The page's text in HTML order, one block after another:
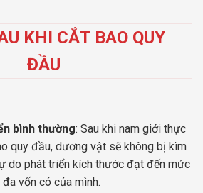
KHI CẮT BAO QUY
ĐẦU
bình thường: Sau khi nam giới thực
quy đầu, dương vật sẽ không bị kìm
do phát triển kích thước đạt đến mức
vốn có của mình.